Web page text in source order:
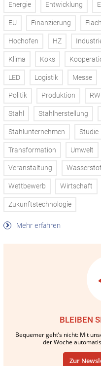
Energie Entwicklung
EU Finanzierung
Hochofen HZ
Klima Koks
LED Logistik Messe
Politik Produktion
Stahl Stahlherstellung
Stahlunternehmen Studie
Transformation Umwelt
Veranstaltung
Wettbewerb Wirtschaft
Zukunftstechnologie
Mehr erfahren
BLEIBEN
Bequemer geht’s nicht: Mit
der Woche
Zur